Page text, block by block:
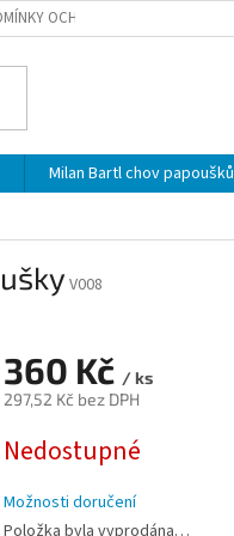
OCHRANY OSOBNÍCH ÚDAJŮ
Milan Bartl chov papoušků
V008
360 Kč / ks
297,52 Kč bez DPH
cena:
Nedostupné
Možnosti doručení